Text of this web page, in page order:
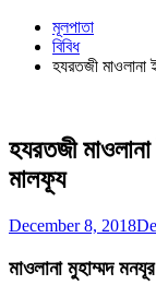
মূলপাতা
বিবিধ
হযরতজী মাওলানা
হযরতজী
মালফূয
December 8, 2018
মাওলানা মুহাম্মদ